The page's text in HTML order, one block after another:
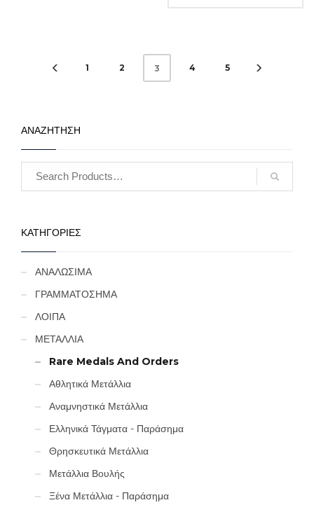
1 2 3 4 5
ΑΝΑΖΗΤΗΣΗ
ΚΑΤΗΓΟΡΙΕΣ
ΑΝΑΛΩΣΙΜΑ
ΓΡΑΜΜΑΤΟΣΗΜΑ
ΛΟΙΠΑ
ΜΕΤΑΛΛΙΑ
Rare Medals And Orders
Αθλητικά Μετάλλια
Αναμνηστικά Μετάλλια
Ελληνικά Τάγματα - Παράσημα
Θρησκευτικά Μετάλλια
Μετάλλια Βουλής
Ξένα Μετάλλια - Παράσημα